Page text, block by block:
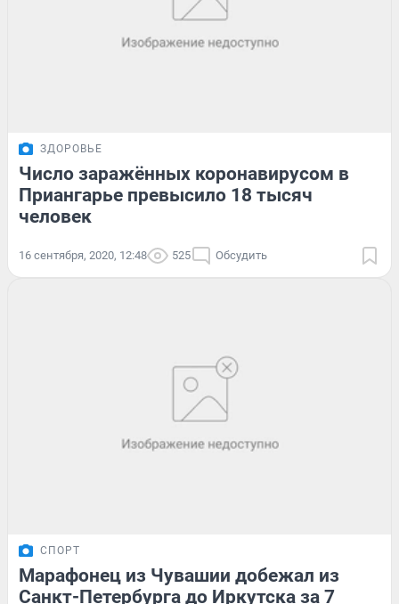
ЗДОРОВЬЕ
Число заражённых коронавирусом в
Приангарье превысило 18 тысяч
человек
16 сентября, 2020, 12:48 525 Обсудить
СПОРТ
Марафонец из Чувашии добежал из
Санкт-Петербурга до Иркутска за 7